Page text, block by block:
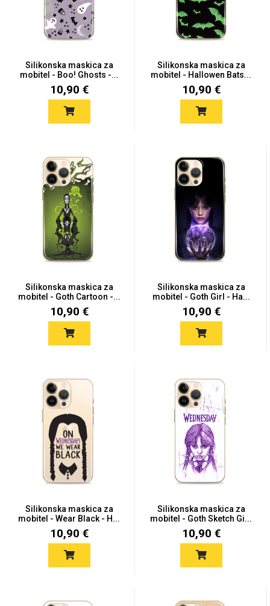
Silikonska maskica za
mobitel - Boo! Ghosts -...
10,90 €
Silikonska maskica za
mobitel - Hallowen Bats...
10,90 €
Silikonska maskica za
mobitel - Goth Cartoon -...
10,90 €
Silikonska maskica za
mobitel - Goth Girl - Ha...
10,90 €
Silikonska maskica za
mobitel - Wear Black - H...
10,90 €
Silikonska maskica za
mobitel - Goth Sketch Gi...
10,90 €